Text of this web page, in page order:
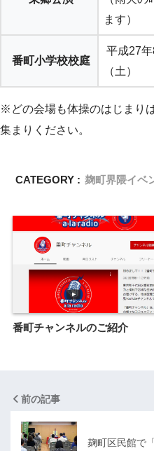
ます）
番町小学校校庭
平成27
（土）
※どの会場も体操のはじまり
集まりください。
CATEGORY : 麹町界隈イベ
番町チャンネルのご紹介
前の記事
麹町区民館で